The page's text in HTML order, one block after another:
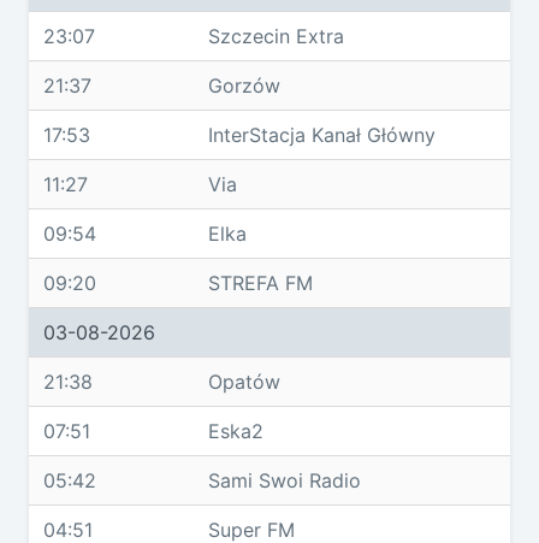
23:07 Szczecin Extra
21:37 Gorzów
17:53 InterStacja Kanał Główny
11:27 Via
09:54 Elka
09:20 STREFA FM
03-08-2026
21:38 Opatów
07:51 Eska2
05:42 Sami Swoi Radio
04:51 Super FM